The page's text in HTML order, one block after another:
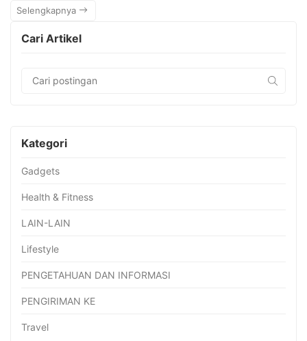
Selengkapnya
Cari Artikel
Kategori
Gadgets
Health & Fitness
LAIN-LAIN
Lifestyle
PENGETAHUAN DAN INFORMASI
PENGIRIMAN KE
Travel